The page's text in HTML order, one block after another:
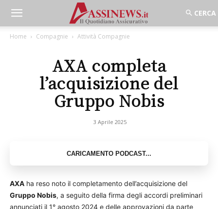
Home Compagnie Attività Compagnie
AXA completa
l’acquisizione del
Gruppo Nobis
3 Aprile 2025
AXA ha reso noto il completamento dell’acquisizione del
Gruppo Nobis, a seguito della firma degli accordi preliminari
annunciati il 1° agosto 2024 e delle approvazioni da parte